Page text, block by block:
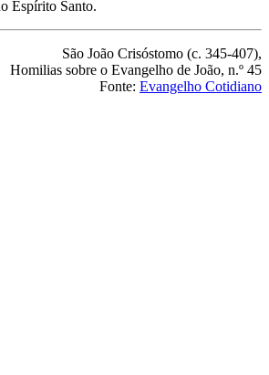
Espírito Santo.
São João Crisóstomo (c. 345-407),
Homilias sobre o Evangelho de João, n.º 45
Fonte: Evangelho Cotidiano